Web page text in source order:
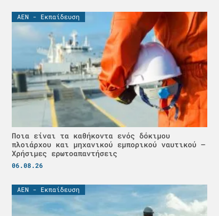
ΑΕΝ - Εκπαίδευση
Ποια είναι τα καθήκοντα ενός δόκιμου
πλοιάρχου και μηχανικού εμπορικού ναυτικού –
Χρήσιμες ερωτοαπαντήσεις
06.08.26
ΑΕΝ - Εκπαίδευση